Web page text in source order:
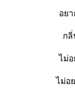
อย
กลิ่
ไม่
ไม่อ